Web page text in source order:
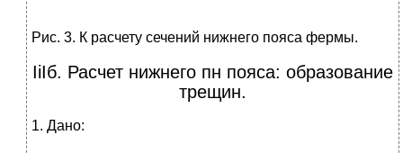
Рис. 3. К расчету сечений нижнего пояса фермы.
IiIб. Расчет нижнего пн пояса: образование
трещин.
1. Дано: